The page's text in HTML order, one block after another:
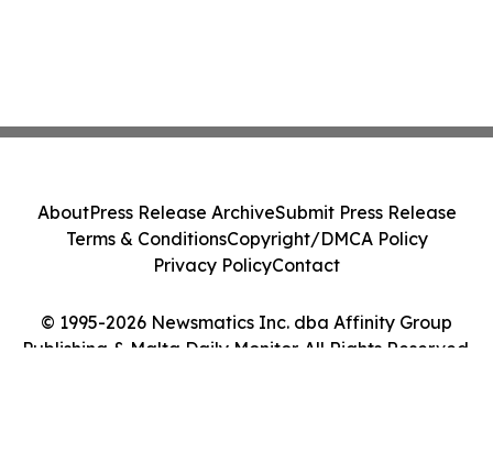
© 1995-2026 Newsmatics Inc. dba Affinity Group
Publishing & Malta Daily Monitor. All Rights Reserved.
AboutPress Release ArchiveSubmit Press Release
Terms & ConditionsCopyright/DMCA Policy
Privacy PolicyContact